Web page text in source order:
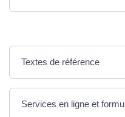
Textes de référence
Services en ligne et